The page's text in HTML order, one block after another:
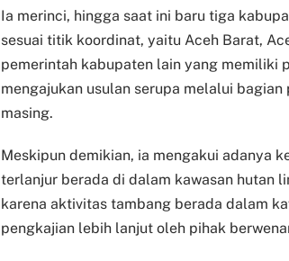
Ia merinci, hingga saat ini baru tiga
sesuai titik koordinat, yaitu Aceh Barat,
pemerintah kabupaten lain yang memiliki
mengajukan usulan serupa melalui
masing.
Meskipun demikian, ia mengakui adanya
terlanjur berada di dalam kawasan hutan
karena aktivitas tambang berada dalam
pengkajian lebih lanjut oleh pihak